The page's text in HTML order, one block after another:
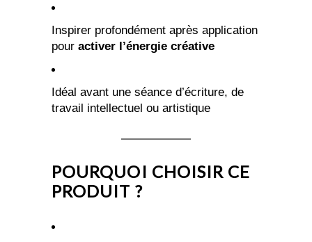
Inspirer profondément après application
pour activer l’énergie créative
Idéal avant une séance d’écriture, de
travail intellectuel ou artistique
POURQUOI CHOISIR CE
PRODUIT ?